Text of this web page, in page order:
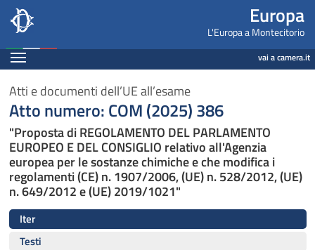
Europa, Camera dei Deputati - europa.camera.it
Salta al contenuto principale
Salta al menu di navigazione Europa
L'Europa a Montecitorio
Espandi vai a camera.it
Atti e documenti dell’UE all’esame
Atto numero: COM (2025) 386
"Proposta di REGOLAMENTO DEL PARLAMENTO
EUROPEO E DEL CONSIGLIO relativo all'Agenzia
europea per le sostanze chimiche e che modifica i
regolamenti (CE) n. 1907/2006, (UE) n. 528/2012, (UE)
n. 649/2012 e (UE) 2019/1021"
Iter
Testi
Navigazione pagine di servizio
Fine pagina
Salta al contenuto principale
Salta al menu di navigazione
Vai a inizio pagina